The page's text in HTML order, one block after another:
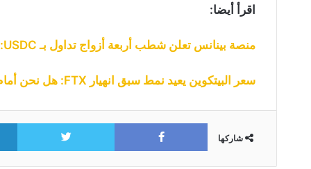
اقرأ أيضا:
منصة بينانس تعلن شطب أربعة أزواج تداول بـ USDC: التفاصيل
سعر البيتكوين يعيد نمط سبق انهيار FTX: هل نحن أمام حدث استسلام جديد؟
شاركها
Facebook